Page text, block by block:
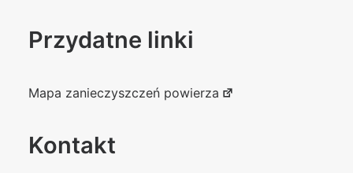
Przydatne linki
Mapa zanieczyszczeń powierza
Kontakt